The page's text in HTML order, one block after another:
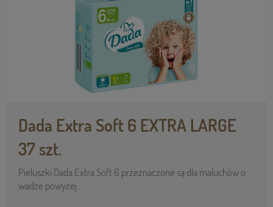
Dada Extra Soft 6 EXTRA LARGE
37 szt.
Pieluszki Dada Extra Soft 6 przeznaczone są dla maluchów o
wadze powyżej ...